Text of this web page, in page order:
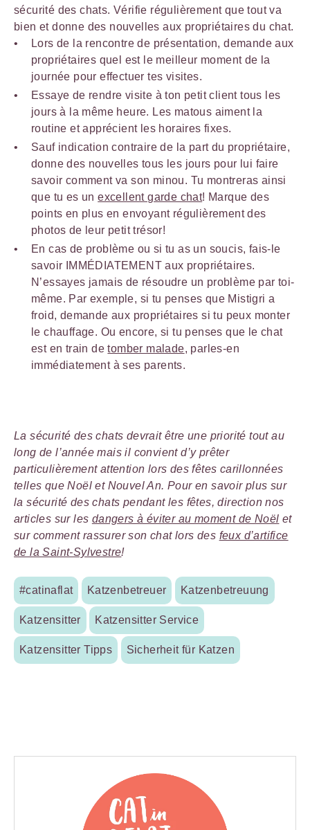
sécurité des chats. Vérifie régulièrement que tout va
bien et donne des nouvelles aux propriétaires du chat.
Lors de la rencontre de présentation, demande aux
propriétaires quel est le meilleur moment de la
journée pour effectuer tes visites.
Essaye de rendre visite à ton petit client tous les
jours à la même heure. Les matous aiment la
routine et apprécient les horaires fixes.
Sauf indication contraire de la part du propriétaire,
donne des nouvelles tous les jours pour lui faire
savoir comment va son minou. Tu montreras ainsi
que tu es unexcellent garde chat! Marque des
points en plus en envoyant régulièrement des
photos de leur petit trésor!
En cas de problème ou si tu as un soucis, fais-le
savoir IMMÉDIATEMENT aux propriétaires.
N’essayes jamais de résoudre un problème par toi-
même. Par exemple, si tu penses que Mistigri a
froid, demande aux propriétaires si tu peux monter
le chauffage. Ou encore, si tu penses que le chat
est en train detomber malade, parles-en
immédiatement à ses parents.
La sécurité des chats devrait être une priorité tout au
long de l’année mais il convient d’y prêter
particulièrement attention lors des fêtes carillonnées
telles que Noël et Nouvel An. Pour en savoir plus sur
la sécurité des chats pendant les fêtes, direction nos
articles sur les dangers à éviter au moment de Noël et
sur comment rassurer son chat lors des feux d’artifice
de la Saint-Sylvestre!
#catinaflat Katzenbetreuer Katzenbetreuung
Katzensitter Katzensitter Service
Katzensitter Tipps Sicherheit für Katzen